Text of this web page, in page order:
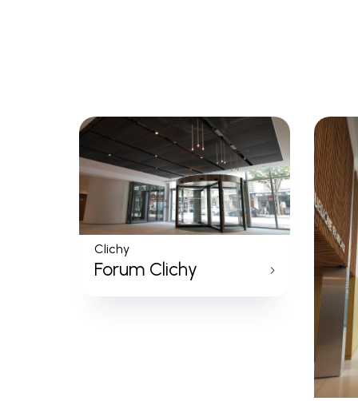
Clichy
Forum Clichy